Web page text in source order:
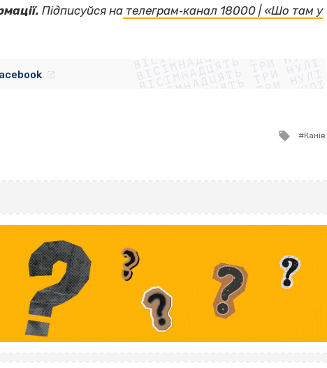
Підписуйся на телеграм‐канал 18000 | «Шо там у
ВІСІМНАДЦЯТЬ ТРИ НУЛІ
ВІСІМНАДЦЯТЬ ТРИ НУЛІ
ВІСІМНАДЦЯТЬ ТРИ НУЛІ
ВІСІМНАДЦЯТЬ ТРИ НУЛІ
ВІСІМНАДЦЯТЬ ТРИ НУЛІ
ВІСІМНАДЦЯТЬ ТРИ НУЛІ
ВІСІМНАДЦЯТЬ ТРИ НУЛІ
ВІСІМНАДЦЯТЬ ТРИ НУЛІ
Tagged
Канів